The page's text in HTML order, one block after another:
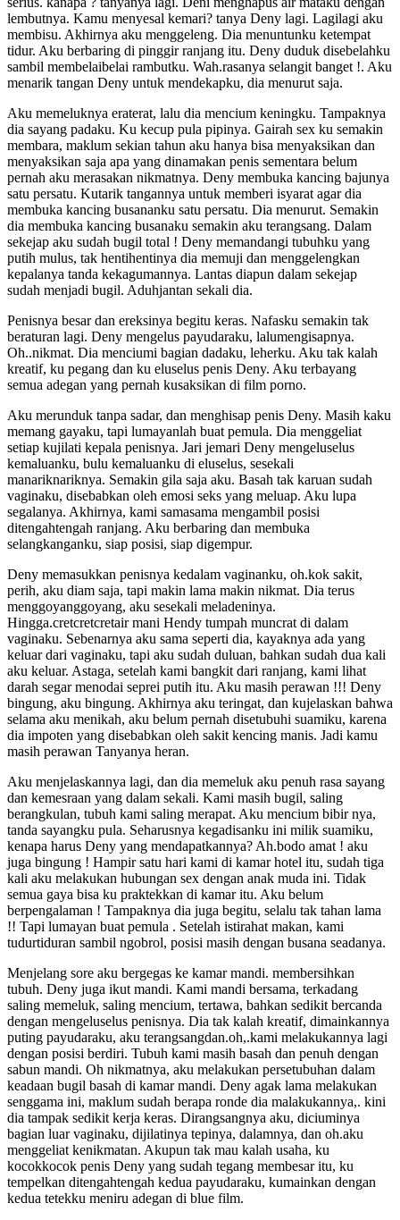
lembutnya. Kamu menyesal kemari? tanya Deny lagi. Lagilagi aku
membisu. Akhirnya aku menggeleng. Dia menuntunku ketempat
tidur. Aku berbaring di pinggir ranjang itu. Deny duduk disebelahku
sambil membelaibelai rambutku. Wah.rasanya selangit banget !. Aku
menarik tangan Deny untuk mendekapku, dia menurut saja.
Aku memeluknya eraterat, lalu dia mencium keningku. Tampaknya
dia sayang padaku. Ku kecup pula pipinya. Gairah sex ku semakin
membara, maklum sekian tahun aku hanya bisa menyaksikan dan
menyaksikan saja apa yang dinamakan penis sementara belum
pernah aku merasakan nikmatnya. Deny membuka kancing bajunya
satu persatu. Kutarik tangannya untuk memberi isyarat agar dia
membuka kancing busananku satu persatu. Dia menurut. Semakin
dia membuka kancing busanaku semakin aku terangsang. Dalam
sekejap aku sudah bugil total ! Deny memandangi tubuhku yang
putih mulus, tak hentihentinya dia memuji dan menggelengkan
kepalanya tanda kekagumannya. Lantas diapun dalam sekejap
sudah menjadi bugil. Aduhjantan sekali dia.
Penisnya besar dan ereksinya begitu keras. Nafasku semakin tak
beraturan lagi. Deny mengelus payudaraku, lalumengisapnya.
Oh..nikmat. Dia menciumi bagian dadaku, leherku. Aku tak kalah
kreatif, ku pegang dan ku eluselus penis Deny. Aku terbayang
semua adegan yang pernah kusaksikan di film porno.
Aku merunduk tanpa sadar, dan menghisap penis Deny. Masih kaku
memang gayaku, tapi lumayanlah buat pemula. Dia menggeliat
setiap kujilati kepala penisnya. Jari jemari Deny mengeluselus
kemaluanku, bulu kemaluanku di eluselus, sesekali
manariknariknya. Semakin gila saja aku. Basah tak karuan sudah
vaginaku, disebabkan oleh emosi seks yang meluap. Aku lupa
segalanya. Akhirnya, kami samasama mengambil posisi
ditengahtengah ranjang. Aku berbaring dan membuka
selangkanganku, siap posisi, siap digempur.
Deny memasukkan penisnya kedalam vaginanku, oh.kok sakit,
perih, aku diam saja, tapi makin lama makin nikmat. Dia terus
menggoyanggoyang, aku sesekali meladeninya.
Hingga.cretcretcretair mani Hendy tumpah muncrat di dalam
vaginaku. Sebenarnya aku sama seperti dia, kayaknya ada yang
keluar dari vaginaku, tapi aku sudah duluan, bahkan sudah dua kali
aku keluar. Astaga, setelah kami bangkit dari ranjang, kami lihat
darah segar menodai seprei putih itu. Aku masih perawan !!! Deny
bingung, aku bingung. Akhirnya aku teringat, dan kujelaskan bahwa
selama aku menikah, aku belum pernah disetubuhi suamiku, karena
dia impoten yang disebabkan oleh sakit kencing manis. Jadi kamu
masih perawan Tanyanya heran.
Aku menjelaskannya lagi, dan dia memeluk aku penuh rasa sayang
dan kemesraan yang dalam sekali. Kami masih bugil, saling
berangkulan, tubuh kami saling merapat. Aku mencium bibir nya,
tanda sayangku pula. Seharusnya kegadisanku ini milik suamiku,
kenapa harus Deny yang mendapatkannya? Ah.bodo amat ! aku
juga bingung ! Hampir satu hari kami di kamar hotel itu, sudah tiga
kali aku melakukan hubungan sex dengan anak muda ini. Tidak
semua gaya bisa ku praktekkan di kamar itu. Aku belum
berpengalaman ! Tampaknya dia juga begitu, selalu tak tahan lama
!! Tapi lumayan buat pemula . Setelah istirahat makan, kami
tudurtiduran sambil ngobrol, posisi masih dengan busana seadanya.
Menjelang sore aku bergegas ke kamar mandi. membersihkan
tubuh. Deny juga ikut mandi. Kami mandi bersama, terkadang
saling memeluk, saling mencium, tertawa, bahkan sedikit bercanda
dengan mengeluselus penisnya. Dia tak kalah kreatif, dimainkannya
puting payudaraku, aku terangsangdan.oh,.kami melakukannya lagi
dengan posisi berdiri. Tubuh kami masih basah dan penuh dengan
sabun mandi. Oh nikmatnya, aku melakukan persetubuhan dalam
keadaan bugil basah di kamar mandi. Deny agak lama melakukan
senggama ini, maklum sudah berapa ronde dia malakukannya,. kini
dia tampak sedikit kerja keras. Dirangsangnya aku, diciuminya
bagian luar vaginaku, dijilatinya tepinya, dalamnya, dan oh.aku
menggeliat kenikmatan. Akupun tak mau kalah usaha, ku
kocokkocok penis Deny yang sudah tegang membesar itu, ku
tempelkan ditengahtengah kedua payudaraku, kumainkan dengan
kedua tetekku meniru adegan di blue film.